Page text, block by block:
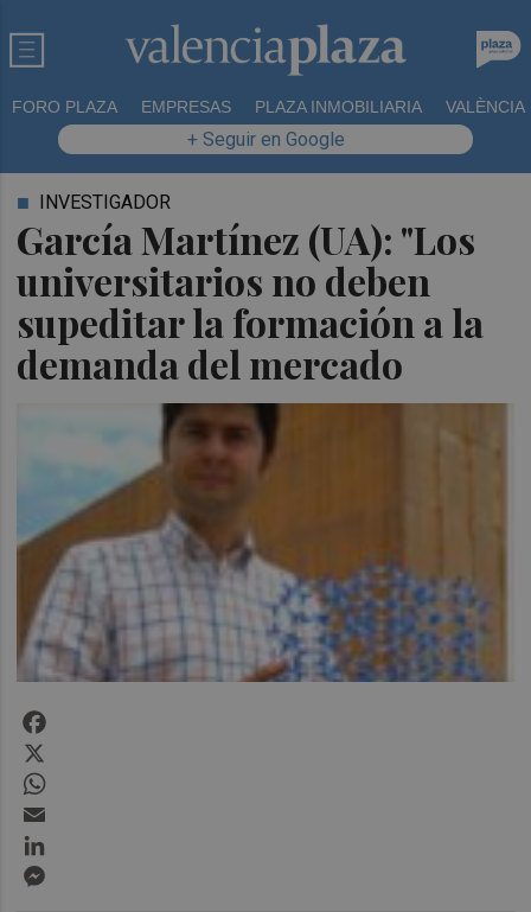
FORO PLAZA EMPRESAS PLAZA INMOBILIARIA VALÈNCIA
+ Seguir en Google
García Martínez (UA): "Los
universitarios no deben
supeditar la formación a la
demanda del mercado
INVESTIGADOR